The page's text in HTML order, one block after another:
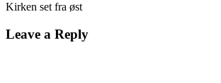
Kirken set fra øst
Leave a Reply